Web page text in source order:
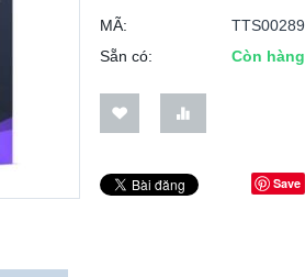
MÃ:
TTS00289
Sẵn có:
Còn hàng
Save